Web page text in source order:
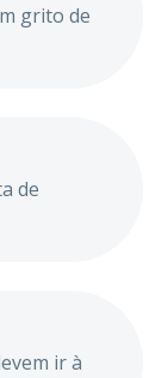
grito de
de
ir à